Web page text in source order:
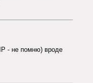
- не помню) вроде